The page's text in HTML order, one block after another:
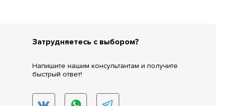
Затрудняетесь с выбором?
Напишите нашим консультантам и получите
быстрый ответ!